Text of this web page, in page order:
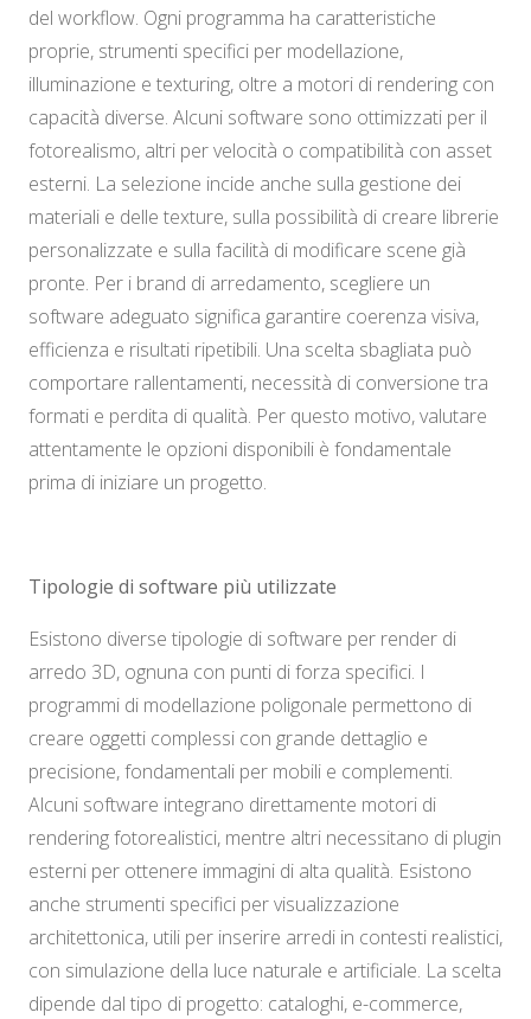
del workflow. Ogni programma ha caratteristiche
proprie, strumenti specifici per modellazione,
illuminazione e texturing, oltre a motori di rendering con
capacità diverse. Alcuni software sono ottimizzati per il
fotorealismo, altri per velocità o compatibilità con asset
esterni. La selezione incide anche sulla gestione dei
materiali e delle texture, sulla possibilità di creare librerie
personalizzate e sulla facilità di modificare scene già
pronte. Per i brand di arredamento, scegliere un
software adeguato significa garantire coerenza visiva,
efficienza e risultati ripetibili. Una scelta sbagliata può
comportare rallentamenti, necessità di conversione tra
formati e perdita di qualità. Per questo motivo, valutare
attentamente le opzioni disponibili è fondamentale
prima di iniziare un progetto.
Tipologie di software più utilizzate
Esistono diverse tipologie di software per render di
arredo 3D, ognuna con punti di forza specifici. I
programmi di modellazione poligonale permettono di
creare oggetti complessi con grande dettaglio e
precisione, fondamentali per mobili e complementi.
Alcuni software integrano direttamente motori di
rendering fotorealistici, mentre altri necessitano di plugin
esterni per ottenere immagini di alta qualità. Esistono
anche strumenti specifici per visualizzazione
architettonica, utili per inserire arredi in contesti realistici,
con simulazione della luce naturale e artificiale. La scelta
dipende dal tipo di progetto: cataloghi, e-commerce,